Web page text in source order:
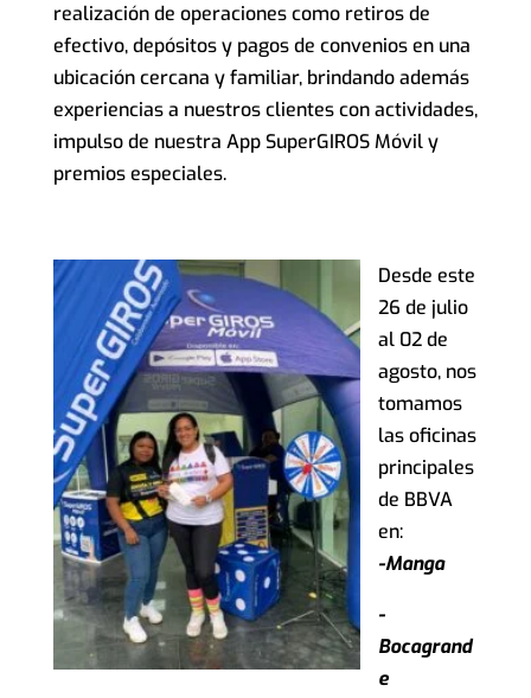
realización de operaciones como retiros de
efectivo, depósitos y pagos de convenios en una
ubicación cercana y familiar, brindando además
experiencias a nuestros clientes con actividades,
impulso de nuestra App SuperGIROS Móvil y
premios especiales.
Desde este
26 de julio
al 02 de
agosto, nos
tomamos
las oficinas
principales
de BBVA
en:
-Manga
-
Bocagrand
e